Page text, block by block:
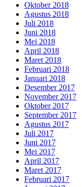
Oktober 2018
Agustus 2018
Juli 2018
Juni 2018
Mei 2018
April 2018
Maret 2018
Februari 2018
Januari 2018
Desember 2017
November 2017
Oktober 2017
September 2017
Agustus 2017
Juli 2017
Juni 2017
Mei 2017
April 2017
Maret 2017
Februari 2017